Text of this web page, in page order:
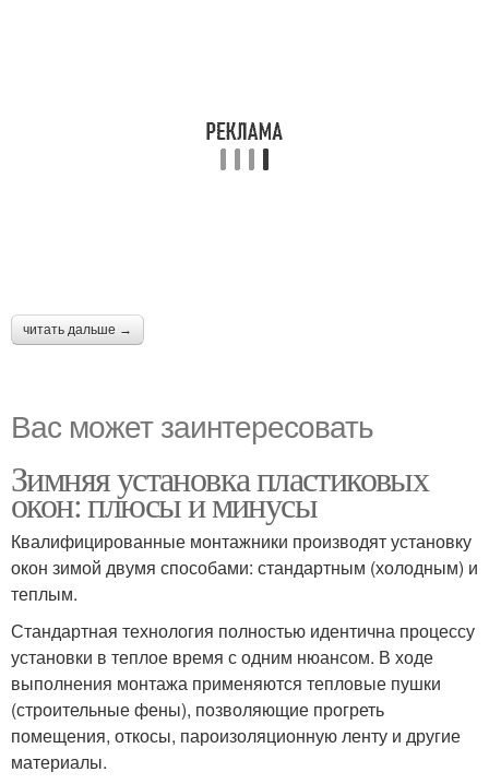
читать дальше →
Вас может заинтересовать
Зимняя установка пластиковых
окон: плюсы и минусы
Квалифицированные монтажники производят установку
окон зимой двумя способами: стандартным (холодным) и
теплым.
Стандартная технология полностью идентична процессу
установки в теплое время с одним нюансом. В ходе
выполнения монтажа применяются тепловые пушки
(строительные фены), позволяющие прогреть
помещения, откосы, пароизоляционную ленту и другие
материалы.